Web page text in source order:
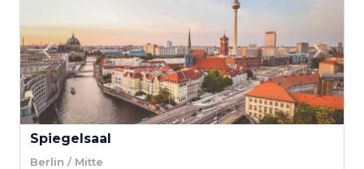
Spiegelsaal
Berlin / Mitte